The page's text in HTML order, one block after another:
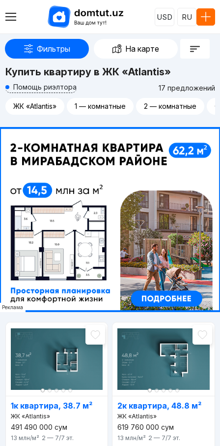
USD RU
Фильтры На карте
Купить квартиру в ЖК «Atlantis»
17 предложений
Помощь риэлтора
ЖК «Atlantis» 1 — комнатные 2 — комнатные
Реклама
1к квартира, 38.7 м²
ЖК «Atlantis»
491 490 000 сум
13 млн/м² 2 — 7/7 эт.
2к квартира, 48.8 м²
ЖК «Atlantis»
619 760 000 сум
13 млн/м² 2 — 7/7 эт.